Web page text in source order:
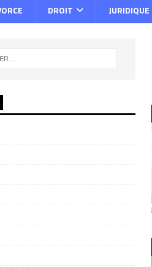
DROIT JURIDIQUE